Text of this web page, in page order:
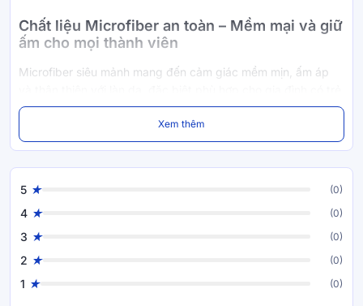
Chất liệu Microfiber an toàn – Mềm mại và giữ
ấm cho mọi thành viên
Microfiber siêu mảnh mang đến cảm giác mềm mịn, ấm áp
nhỏ.
• Chất liệu mềm mượt, dễ chịu khi tiếp xúc với da
• Dệt dày khít, hạn chế bám bụi tốt cho bé dễ dị ứng
Xem thêm
5 (0)
4 (0)
3 (0)
2 (0)
1 (0)